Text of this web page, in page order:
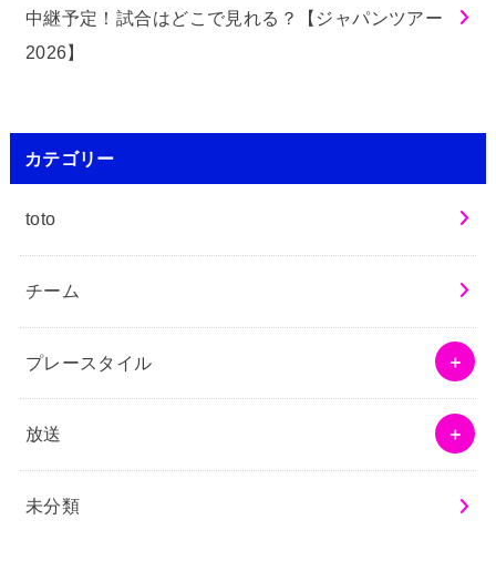
中継予定！試合はどこで見れる？【ジャパンツアー
2026】
カテゴリー
toto
チーム
プレースタイル
放送
未分類